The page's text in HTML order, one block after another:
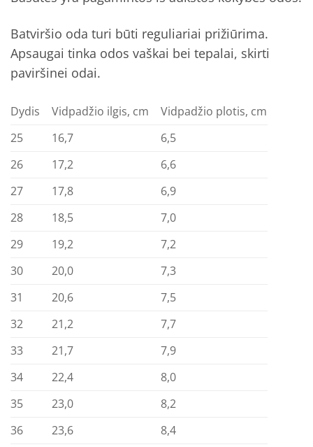
Batviršio oda turi būti reguliariai prižiūrima.
Apsaugai tinka odos vaškai bei tepalai, skirti
paviršinei odai.
Dydis Vidpadžio ilgis, cm
Vidpadžio plotis, cm
25
16,7
6,5
26
17,2
6,6
27
17,8
6,9
28
18,5
7,0
29
19,2
7,2
30
20,0
7,3
31
20,6
7,5
32
21,2
7,7
33
21,7
7,9
34
22,4
8,0
35
23,0
8,2
36
23,6 8,4